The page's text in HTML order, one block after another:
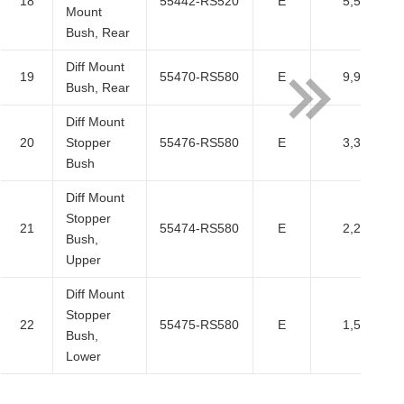
Mount
Bush, Rear
19
Diff Mount
Bush, Rear
55470-RS580 E 9,900
20
Diff Mount
Stopper
Bush
55476-RS580 E 3,300
21
Diff Mount
Stopper
Bush,
Upper
55474-RS580 E 2,200
22
Diff Mount
Stopper
Bush,
Lower
55475-RS580 E 1,540